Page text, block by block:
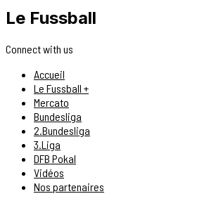
Le Fussball
Connect with us
Accueil
Le Fussball +
Mercato
Bundesliga
2.Bundesliga
3.Liga
DFB Pokal
Vidéos
Nos partenaires